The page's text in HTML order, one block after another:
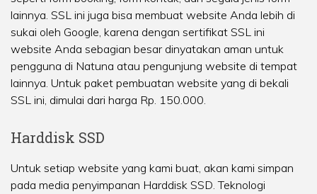
lainnya. SSL ini juga bisa membuat website Anda lebih di
sukai oleh Google, karena dengan sertifikat SSL ini
website Anda sebagian besar dinyatakan aman untuk
pengguna di Natuna atau pengunjung website di tempat
lainnya. Untuk paket pembuatan website yang di bekali
SSL ini, dimulai dari harga Rp. 150.000.
Harddisk SSD
Untuk setiap website yang kami buat, akan kami simpan
pada media penyimpanan Harddisk SSD. Teknologi